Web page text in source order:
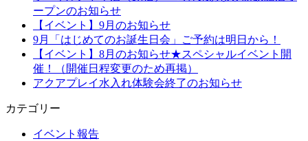
ープンのお知らせ
【イベント】9月のお知らせ
9月「はじめてのお誕生日会」ご予約は明日から！
【イベント】8月のお知らせ★スペシャルイベント開
催！（開催日程変更のため再掲）
アクアプレイ水入れ体験会終了のお知らせ
カテゴリー
イベント報告